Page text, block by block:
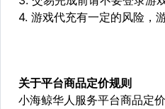
4. 游戏代充有一定的风险，
关于平台商品定价规则
小海鲸华人服务平台商品定